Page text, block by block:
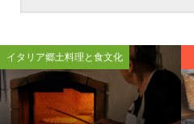
イタリア郷土料理と食文化